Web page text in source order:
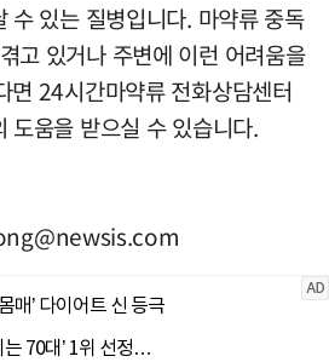
있는 질병입니다. 마약류 중독
고 있거나 주변에 이런 어려움을
면 24시간마약류 전화상담센터
움을 받으실 수 있습니다.